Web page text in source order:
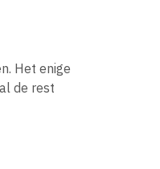
Het enige
de rest